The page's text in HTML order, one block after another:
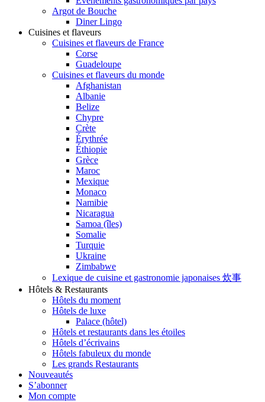
Argot de Bouche
Diner Lingo
Cuisines et flaveurs
Cuisines et flaveurs de France
Corse
Guadeloupe
Cuisines et flaveurs du monde
Afghanistan
Albanie
Belize
Chypre
Crète
Érythrée
Éthiopie
Grèce
Maroc
Mexique
Monaco
Namibie
Nicaragua
Samoa (îles)
Somalie
Turquie
Ukraine
Zimbabwe
Lexique de cuisine et gastronomie japonaises 炊事
Hôtels & Restaurants
Hôtels du moment
Hôtels de luxe
Palace (hôtel)
Hôtels et restaurants dans les étoiles
Hôtels d’écrivains
Hôtels fabuleux du monde
Les grands Restaurants
Nouveautés
S’abonner
Mon compte